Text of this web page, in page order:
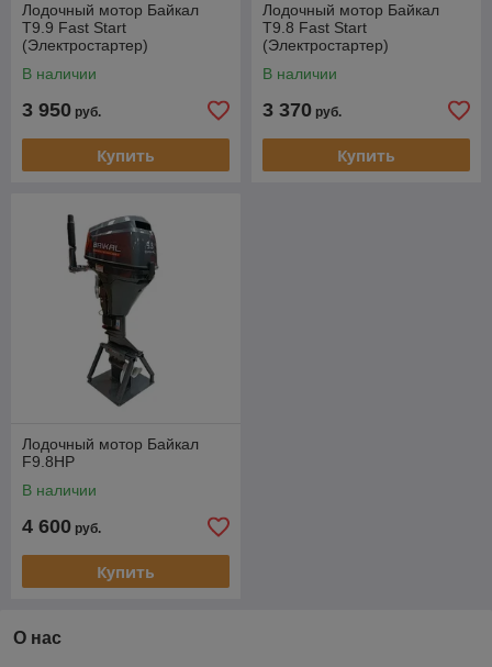
Лодочный мотор Байкал
T9.9 Fast Start
(Электростартер)
В наличии
3 950 руб.
Купить
Лодочный мотор Байкал
T9.8 Fast Start
(Электростартер)
В наличии
3 370 руб.
Купить
Лодочный мотор Байкал
F9.8HP
В наличии
4 600 руб.
Купить
О нас